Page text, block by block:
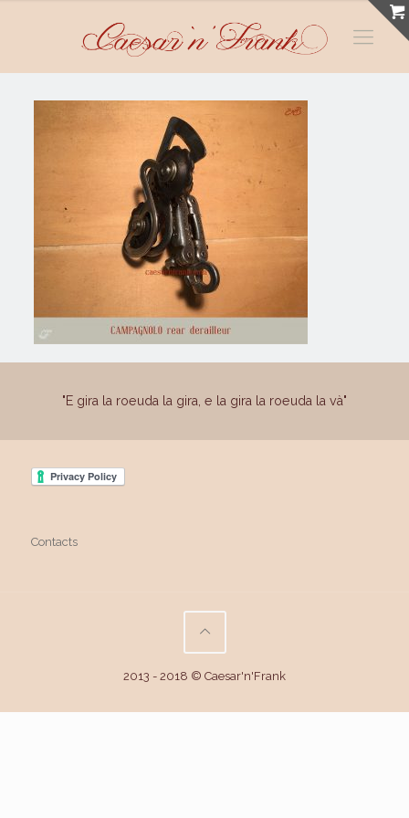
"E gira la roeuda la gira, e la gira la roeuda la và"
Contacts
2013 - 2018 © Caesar'n'Frank